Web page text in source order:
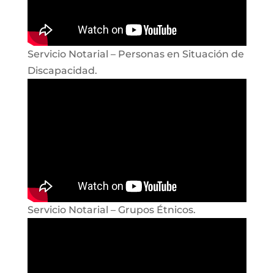
Servicio Notarial – Personas en Situación de
Discapacidad.
Servicio Notarial – Grupos Étnicos.